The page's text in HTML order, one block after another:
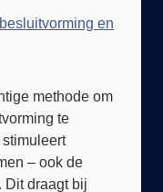
te
– ook de
draagt bij